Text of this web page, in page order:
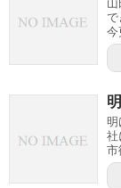
で
今
明
社
市